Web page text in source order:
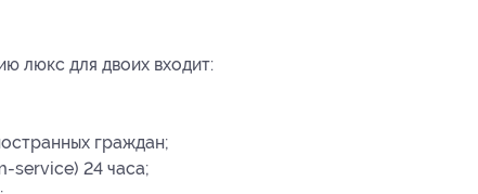
люкс для двоих входит:
граждан;
service) 24 часа;